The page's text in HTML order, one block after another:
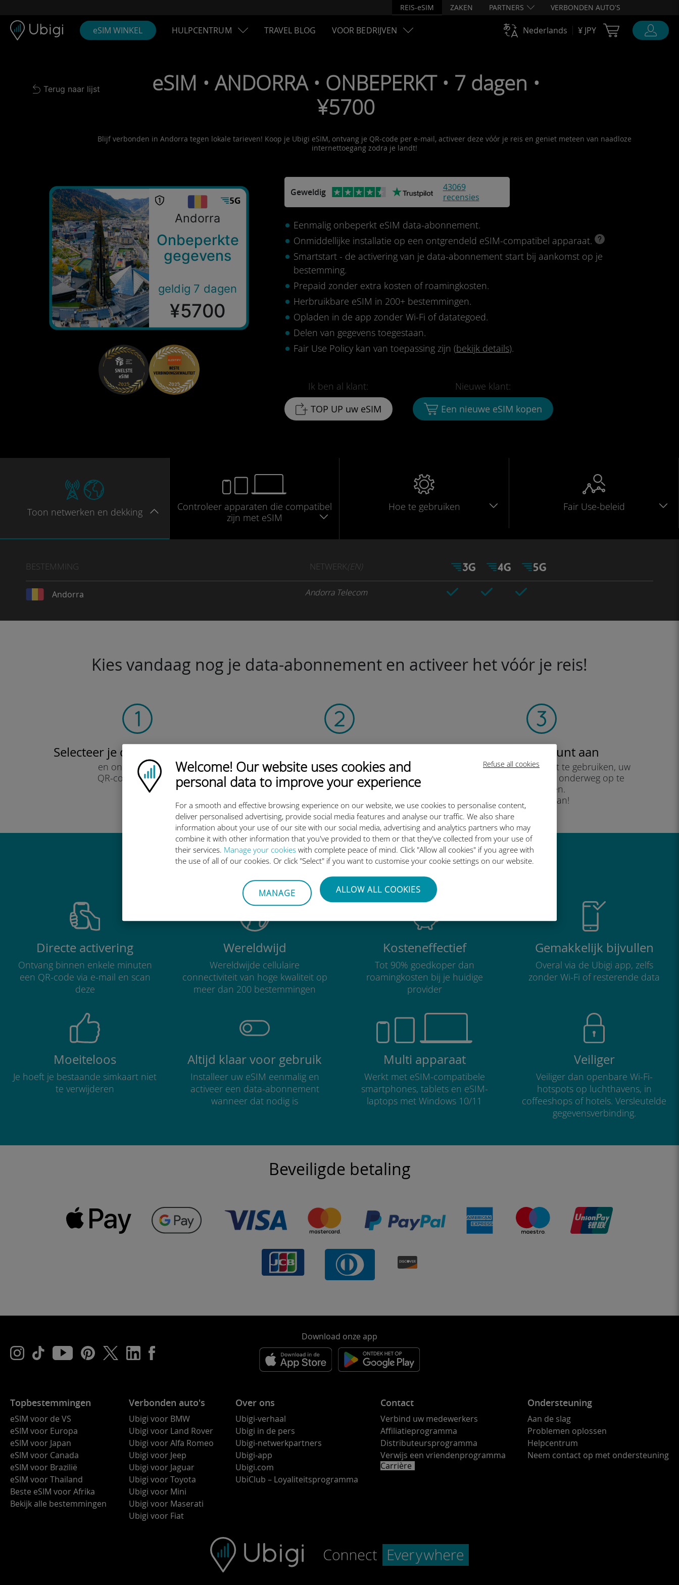
Refuse all cookies
Ubigi logo
Welcome! Our website uses cookies and
personal data to improve your experience
For a smooth and effective browsing experience on our website, we use cookies to personalise content,
deliver personalised advertising, provide social media features and analyse our traffic. We also share
information about your use of our site with our social media, advertising and analytics partners who may
combine it with other information that you've provided to them or that they've collected from your use of
their services. Manage your cookies with complete peace of mind. Click "Allow all cookies" if you agree with
the use of all of our cookies. Or click "Select" if you want to customise your cookie settings on our website.
MANAGE ALLOW ALL COOKIES
REIS-eSIM ZAKEN PARTNERS VERBONDEN AUTO'S
eSIM WINKEL HULPCENTRUM TRAVEL BLOG VOOR BEDRIJVEN Nederlands ¥ JPY Cart Ubigi
Back to list
Terug naar lijst
eSIM • ANDORRA • ONBEPERKT • 7 dagen •
¥5700
Blijf verbonden in Andorra tegen lokale tarieven! Koop je Ubigi eSIM, ontvang je QR-code per e-mail, activeer deze vóór je reis en geniet meteen van naadloze
internettoegang zodra je landt!
Andorra
Onbeperkte
gegevens
geldig 7 dagen
¥5700
Geweldig
43069
recensies
Eenmalig onbeperkt eSIM data-abonnement.
Onmiddellijke installatie op een ontgrendeld eSIM-compatibel apparaat.
Smartstart - de activering van je data-abonnement start bij aankomst op je
bestemming.
Prepaid zonder extra kosten of roamingkosten.
Herbruikbare eSIM in 200+ bestemmingen.
Opladen in de app zonder Wi-Fi of datategoed.
Delen van gegevens toegestaan.
Fair Use Policy kan van toepassing zijn (bekijk details).
Ik ben al klant:
TOP UP uw eSIM
Nieuwe klant:
Een nieuwe eSIM kopen
Toon netwerken en dekking Controleer apparaten die compatibel
zijn met eSIM
Hoe te gebruiken Fair Use-beleid
BESTEMMING NETWERK(EN)
Andorra Andorra Telecom
Kies vandaag nog je data-abonnement en activeer het vóór je reis!
Selecteer je data-abonnement
en ontvang het per
QR-code via e-mail.
Snel!
om het data-abonnement te activeren en
de Ubigi eSIM te installeren.
Eenvoudig!
Maak je account aan
om uw data-abonnement te gebruiken, uw
saldo te controleren en onderweg op te
waarderen.
Geniet ervan!
Waarom de internationale eSIM van Ubigi zo geweldig is
Directe activering
Ontvang binnen enkele minuten
een QR-code via e-mail en scan
deze
Wereldwijd
Wereldwijde cellulaire
connectiviteit van hoge kwaliteit op
meer dan 200 bestemmingen
Kosteneffectief
Tot 90% goedkoper dan
roamingkosten bij je huidige
provider
Gemakkelijk bijvullen
Overal via de Ubigi app, zelfs
zonder Wi-Fi of resterende data
Moeiteloos
Je hoeft je bestaande simkaart niet
te verwijderen
Altijd klaar voor gebruik
Installeer uw eSIM eenmalig en
activeer een data-abonnement
wanneer dat nodig is
Multi apparaat
Werkt met eSIM-compatibele
smartphones, tablets en eSIM-
laptops met Windows 10/11
Veiliger
Veiliger dan openbare Wi-Fi-
hotspots op luchthavens, in
coffeeshops of hotels. Versleutelde
gegevensverbinding.
Beveiligde betaling
Download onze app
Topbestemmingen
eSIM voor de VS
eSIM voor Europa
eSIM voor Japan
eSIM voor Canada
eSIM voor Brazilië
eSIM voor Thailand
Beste eSIM voor Afrika
Bekijk alle bestemmingen
Verbonden auto's
Ubigi voor BMW
Ubigi voor Land Rover
Ubigi voor Alfa Romeo
Ubigi voor Jeep
Ubigi voor Jaguar
Ubigi voor Toyota
Ubigi voor Mini
Ubigi voor Maserati
Ubigi voor Fiat
Over ons
Ubigi-verhaal
Ubigi in de pers
Ubigi-netwerkpartners
Ubigi-app
Ubigi.com
UbiClub – Loyaliteitsprogramma
Contact
Verbind uw medewerkers
Affiliatieprogramma
Distributeursprogramma
Verwijs een vriendenprogramma
Carrière
Ondersteuning
Aan de slag
Problemen oplossen
Helpcentrum
Neem contact op met ondersteuning